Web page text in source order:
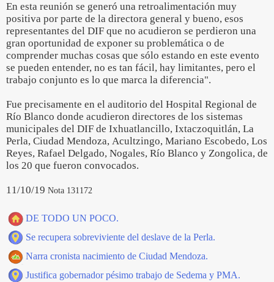
En esta reunión se generó una retroalimentación muy
positiva por parte de la directora general y bueno, esos
representantes del DIF que no acudieron se perdieron una
gran oportunidad de exponer su problemática o de
comprender muchas cosas que sólo estando en este evento
se pueden entender, no es tan fácil, hay limitantes, pero el
trabajo conjunto es lo que marca la diferencia".
Fue precisamente en el auditorio del Hospital Regional de
Río Blanco donde acudieron directores de los sistemas
municipales del DIF de Ixhuatlancillo, Ixtaczoquitlán, La
Perla, Ciudad Mendoza, Acultzingo, Mariano Escobedo, Los
Reyes, Rafael Delgado, Nogales, Río Blanco y Zongolica, de
los 20 que fueron convocados.
11/10/19 Nota 131172
DE TODO UN POCO.
Se recupera sobreviviente del deslave de la Perla.
Narra cronista nacimiento de Ciudad Mendoza.
Justifica gobernador pésimo trabajo de Sedema y PMA.